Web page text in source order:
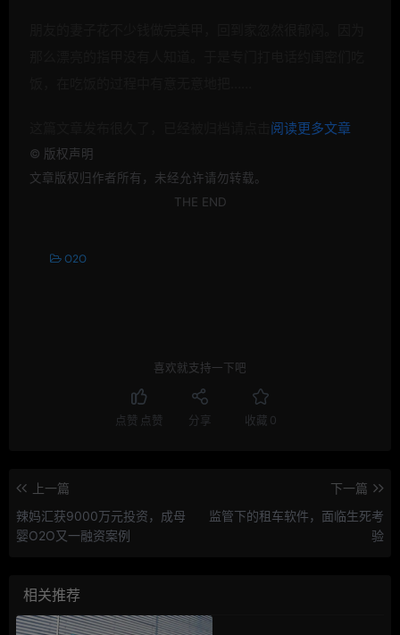
阅读更多文章
© 版权声明
文章版权归作者所有，未经允许请勿转载。
THE END
O2O
喜欢就支持一下吧
点赞 点赞 分享 收藏 0
上一篇
辣妈汇获9000万元投资，成母
婴O2O又一融资案例
下一篇
监管下的租车软件，面临生死考
验
相关推荐